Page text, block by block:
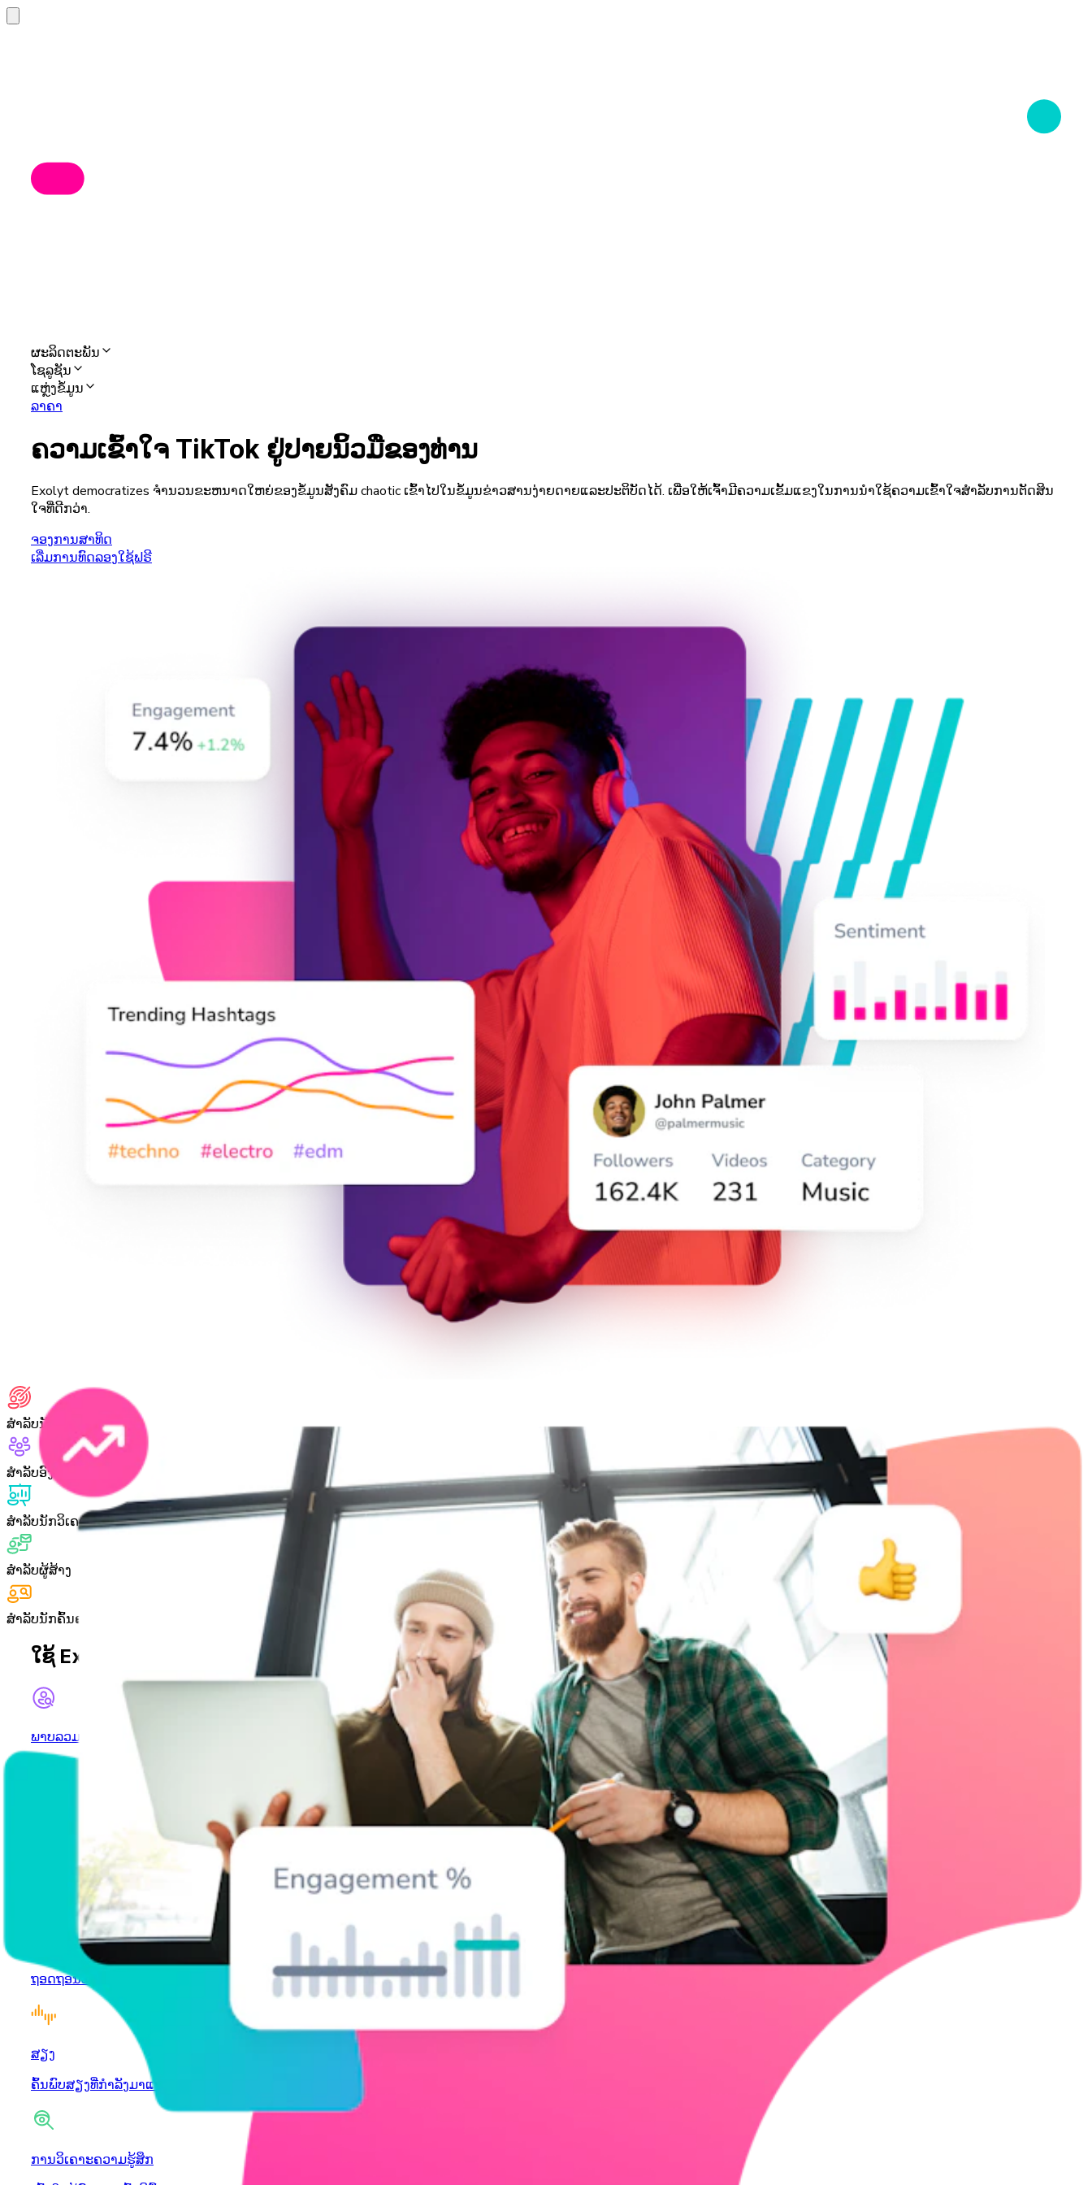
ຜະລິດຕະພັນ
ໂຊລູຊັນ
ແຫຼ່ງຂໍ້ມູນ
ລາຄາ
ຄວາມເຂົ້າໃຈ TikTok ຢູ່ປາຍນິ້ວມືຂອງທ່ານ
Exolyt democratizes ຈໍານວນຂະຫນາດໃຫຍ່ຂອງຂໍ້ມູນສັງຄົມ chaotic ເຂົ້າໄປໃນຂໍ້ມູນຂ່າວສານງ່າຍດາຍແລະປະຕິບັດໄດ້. ເພື່ອ​ໃຫ້​ເຈົ້າ​ມີ​ຄວາມ​ເຂັ້ມ​ແຂງ​ໃນ​ການ​ນໍາ​ໃຊ້​ຄວາມ​ເຂົ້າ​ໃຈ​ສໍາ​ລັບ​ການ​ຕັດ​ສິນ​
ໃຈ​ທີ່​ດີກ​ວ່າ​.
ຈອງການສາທິດ
ເລີ່ມການທົດລອງໃຊ້ຟຣີ
ສໍາລັບນັກກາລະຕະຫຼາດ
ສໍາລັບອົງການຕ່າງໆ
ສໍາລັບນັກວິເຄາະ
ສໍາລັບຜູ້ສ້າງ
ສໍາລັບນັກຄົ້ນຄວ້າ
ໃຊ້ Exolyt ສໍາລັບ
ພາບລວມບັນຊີ
ໄດ້​ຮັບ​ສະ​ພາບ​ລວມ​ຂອງ​ບັນ​ຊີ​
ເຂົ້າໄປໃນການຄົ້ນຄວ້າ hashtah ທີ່ມີປະສິດທິພາບທີ່ສຸດ
ສັງຄົມຟັງ
ຖອດຖອນທັດສະນະຂອງຜູ້ຊົມ
ສຽງ
ຄົ້ນພົບສຽງທີ່ກຳລັງມາແຮງ
ການວິເຄາະຄວາມຮູ້ສຶກ